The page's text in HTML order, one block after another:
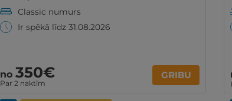
Classic numurs
Ir spēkā līdz 31.08.2026
no 350€
Par 2 naktīm
GRIBU